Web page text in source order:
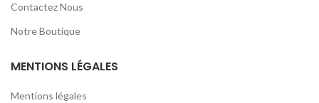
Contactez Nous
Notre Boutique
MENTIONS LÉGALES
Mentions légales